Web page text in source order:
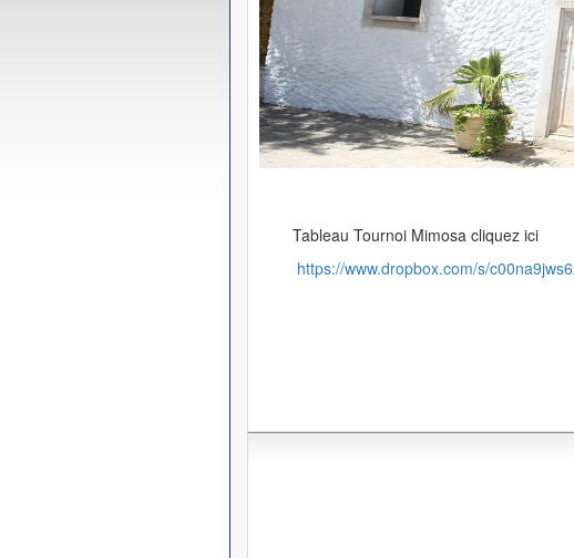
Tableau Tournoi Mimosa cliquez ici
https://www.dropbox.com/s/